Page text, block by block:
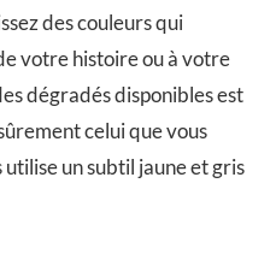
des couleurs qui
votre histoire ou à votre
dégradés disponibles est
celui que vous
un subtil jaune et gris